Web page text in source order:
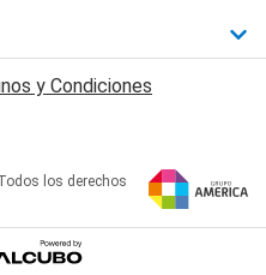
y Condiciones
los derechos